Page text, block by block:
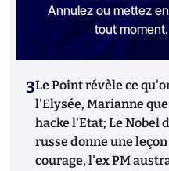
Annulez ou mettez
tout moment.
3Le Point révèle ce
l'Elysée, Marianne
hacke l'Etat; Le Nobel
russe donne une
courage, l'ex PM